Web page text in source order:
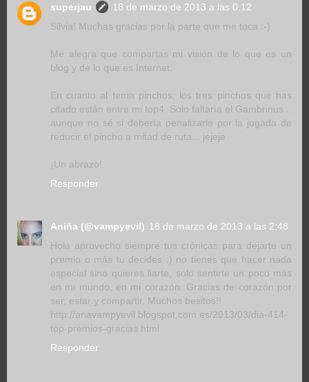
superjau
18 de marzo de 2013 a las 0:12
Silvia! Muchas gracias por la parte que me toca :-)
Me alegra que compartas mi visión de lo que es un
blog y de lo que es Internet.
En cuanto al tema pinchos, los tres pinchos que has
citado están entre mi top4. Solo faltaría el Gambrinus...
aunque no sé si debería penalizarle por la jugada de
reducir el pincho a mitad de ruta... jejeje
¡Un abrazo!
Responder
Aniña (@vampyevil) 18 de marzo de 2013 a las 2:48
Hola aprovecho siempre tus crónicas para dejarte un
premio o más tu decides ;) no tienes que hacer nada
especial sino quieres liarte, solo sentirte un poco más
en mi mundo, en mi corazón. Gracias de corazón por
ser, estar y compartir. Muchos besitos!!
http://anavampyevil.blogspot.com.es/2013/03/dia-414-
top-premios-gracias.html
Responder